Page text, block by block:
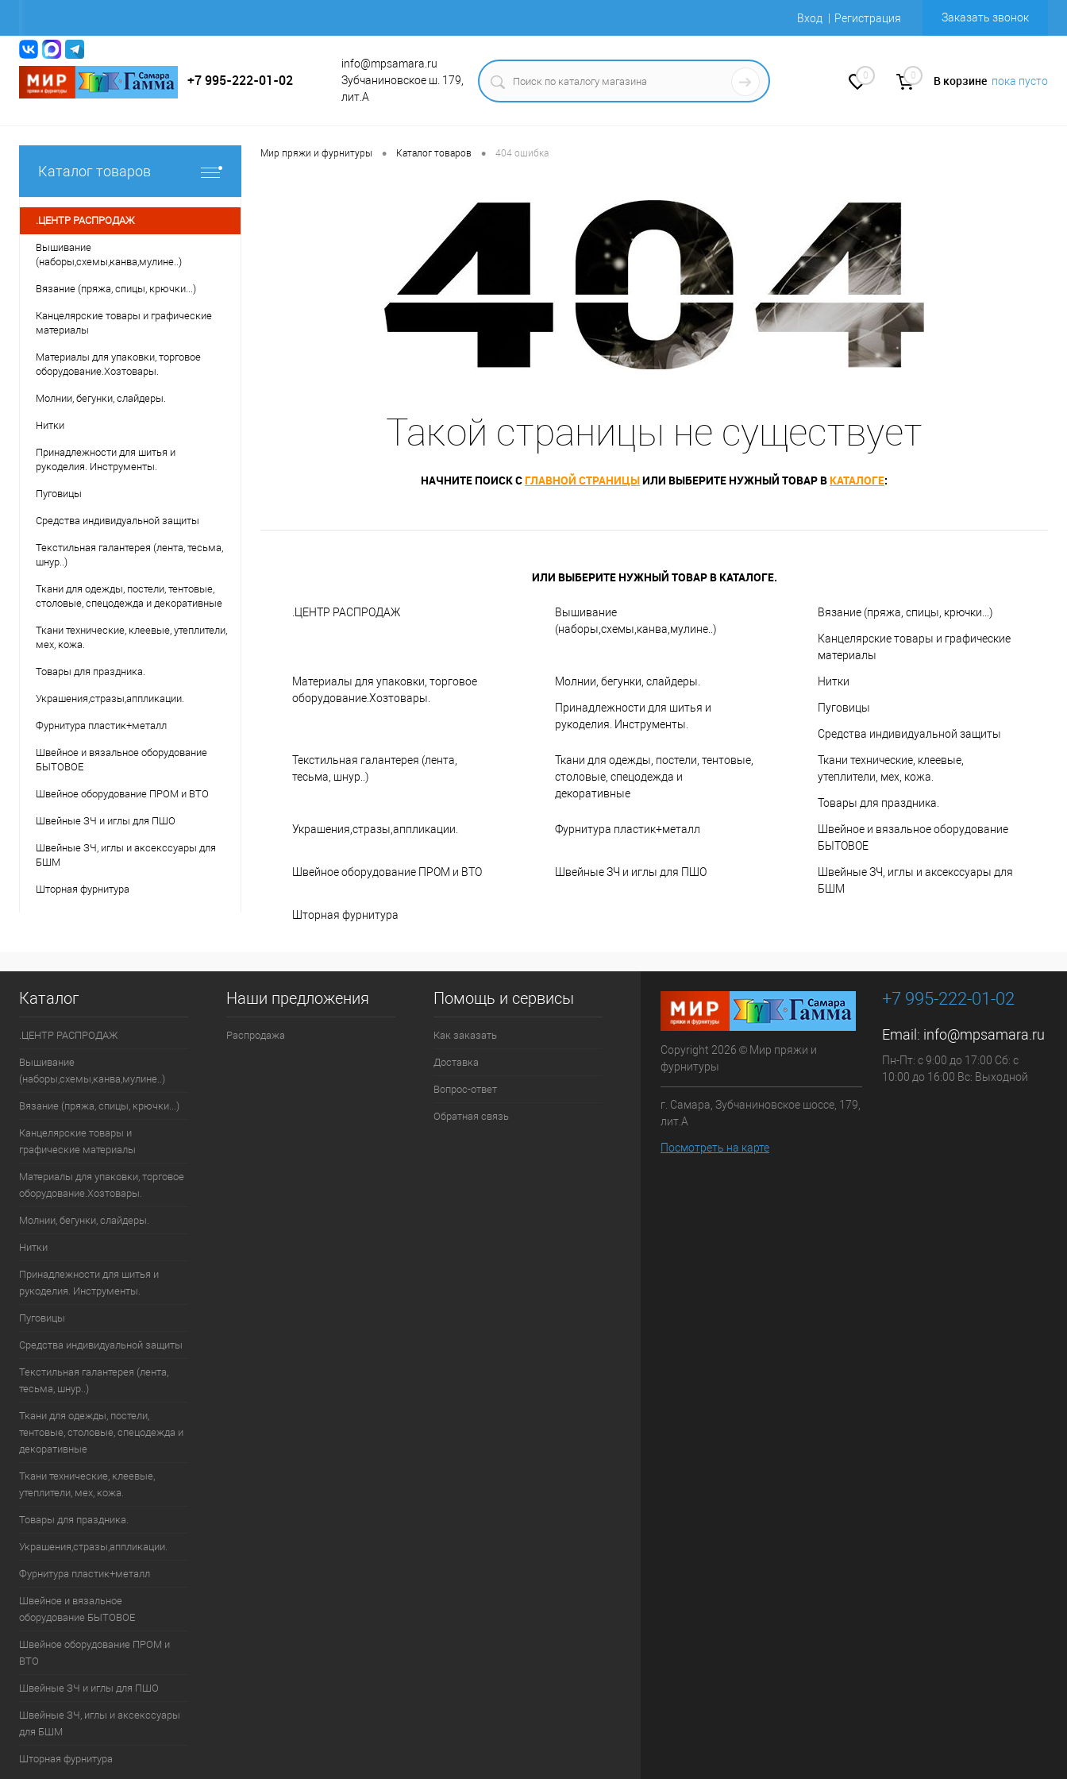
Вход Регистрация Заказать звонок
+7 995-222-01-02
info@mpsamara.ru
Зубчаниновское ш. 179,
лит.А
0 0 В корзине пока пусто
Каталог товаров
.ЦЕНТР РАСПРОДАЖ
Вышивание
(наборы,схемы,канва,мулине..)
Вязание (пряжа, спицы, крючки...)
Канцелярские товары и графические
материалы
Материалы для упаковки, торговое
оборудование.Хозтовары.
Молнии, бегунки, слайдеры.
Нитки
Принадлежности для шитья и
рукоделия. Инструменты.
Пуговицы
Средства индивидуальной защиты
Текстильная галантерея (лента, тесьма,
шнур..)
Ткани для одежды, постели, тентовые,
столовые, спецодежда и декоративные
Ткани технические, клеевые, утеплители,
мех, кожа.
Товары для праздника.
Украшения,стразы,аппликации.
Фурнитура пластик+металл
Швейное и вязальное оборудование
БЫТОВОЕ
Швейное оборудование ПРОМ и ВТО
Швейные ЗЧ и иглы для ПШО
Швейные ЗЧ, иглы и аксекссуары для
БШМ
Шторная фурнитура
Мир пряжи и фурнитуры • Каталог товаров • 404 ошибка
Такой страницы не существует
НАЧНИТЕ ПОИСК СГЛАВНОЙ СТРАНИЦЫИЛИ ВЫБЕРИТЕ НУЖНЫЙ ТОВАР В КАТАЛОГЕ:
ИЛИ ВЫБЕРИТЕ НУЖНЫЙ ТОВАР В КАТАЛОГЕ.
.ЦЕНТР РАСПРОДАЖ
Вышивание
(наборы,схемы,канва,мулине..)
Вязание (пряжа, спицы, крючки...)
Канцелярские товары и графические
материалы
Материалы для упаковки, торговое
оборудование.Хозтовары.
Молнии, бегунки, слайдеры. Нитки
Принадлежности для шитья и
рукоделия. Инструменты.
Пуговицы
Средства индивидуальной защиты
Текстильная галантерея (лента,
тесьма, шнур..)
Ткани для одежды, постели, тентовые,
столовые, спецодежда и
декоративные
Ткани технические, клеевые,
утеплители, мех, кожа.
Товары для праздника.
Украшения,стразы,аппликации. Фурнитура пластик+металл
Швейное и вязальное оборудование
БЫТОВОЕ
Швейное оборудование ПРОМ и ВТО Швейные ЗЧ и иглы для ПШО
Швейные ЗЧ, иглы и аксекссуары для
БШМ
Шторная фурнитура
Каталог
.ЦЕНТР РАСПРОДАЖ
Вышивание
(наборы,схемы,канва,мулине..)
Вязание (пряжа, спицы, крючки...)
Канцелярские товары и
графические материалы
Материалы для упаковки, торговое
оборудование.Хозтовары.
Молнии, бегунки, слайдеры.
Нитки
Принадлежности для шитья и
рукоделия. Инструменты.
Пуговицы
Средства индивидуальной защиты
Текстильная галантерея (лента,
тесьма, шнур..)
Ткани для одежды, постели,
тентовые, столовые, спецодежда и
декоративные
Ткани технические, клеевые,
утеплители, мех, кожа.
Товары для праздника.
Украшения,стразы,аппликации.
Фурнитура пластик+металл
Швейное и вязальное
оборудование БЫТОВОЕ
Швейное оборудование ПРОМ и
ВТО
Швейные ЗЧ и иглы для ПШО
Швейные ЗЧ, иглы и аксекссуары
для БШМ
Шторная фурнитура
Наши предложения
Распродажа
Помощь и сервисы
Как заказать
Доставка
Вопрос-ответ
Обратная связь
Copyright 2026 © Мир пряжи и
фурнитуры
г. Самара, Зубчаниновское шоссе, 179,
лит.А
Посмотреть на карте
+7 995-222-01-02
Email: info@mpsamara.ru
Пн-Пт: с 9:00 до 17:00 Сб: с
10:00 до 16:00 Вс: Выходной